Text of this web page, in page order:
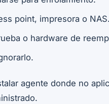
point, impresora o
o hardware de
agente donde no